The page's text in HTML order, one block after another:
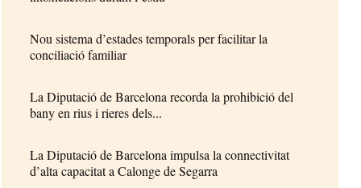
Nou sistema d’estades temporals per facilitar la
conciliació familiar
La Diputació de Barcelona recorda la prohibició del
bany en rius i rieres dels...
La Diputació de Barcelona impulsa la connectivitat
d’alta capacitat a Calonge de Segarra